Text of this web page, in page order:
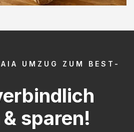
UMZUG ZUM BEST-
sparen!